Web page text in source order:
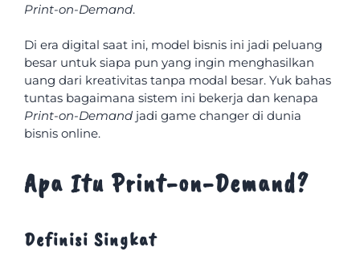
Print-on-Demand.
Di era digital saat ini, model bisnis ini jadi peluang
besar untuk siapa pun yang ingin menghasilkan
uang dari kreativitas tanpa modal besar. Yuk bahas
tuntas bagaimana sistem ini bekerja dan kenapa
Print-on-Demand jadi game changer di dunia
bisnis online.
Apa Itu Print-on-Demand?
Definisi Singkat